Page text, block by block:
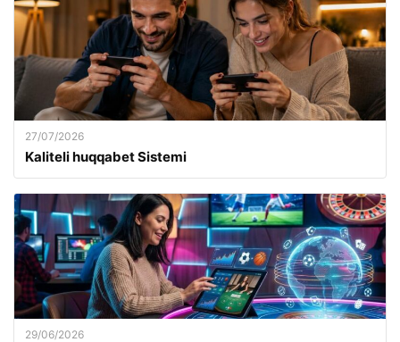
27/07/2026
Kaliteli huqqabet Sistemi
29/06/2026